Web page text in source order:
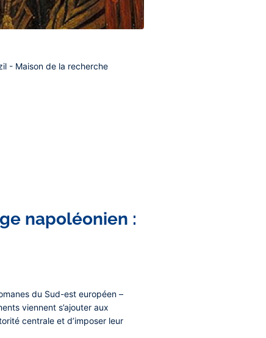
- Maison de la recherche
napoléonien :
du Sud-est européen –
viennent s’ajouter aux
centrale et d’imposer leur